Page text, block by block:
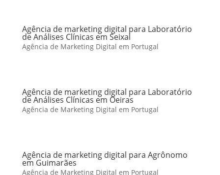
Agência de marketing digital para Laboratório
de Análises Clínicas em Seixal
Agência de Marketing Digital em Portugal
Agência de marketing digital para Laboratório
de Análises Clínicas em Oeiras
Agência de Marketing Digital em Portugal
Agência de marketing digital para Agrônomo
em Guimarães
Agência de Marketing Digital em Portugal